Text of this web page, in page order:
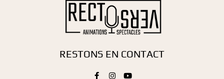
RESTONS EN CONTACT